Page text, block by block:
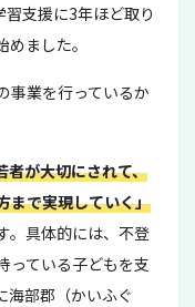
支援に3年ほど取り
ました。
事業を行っているか
者が大切にされて、
まで実現していく」
。具体的には、不登
っている子どもを支
海部郡（かいふぐ